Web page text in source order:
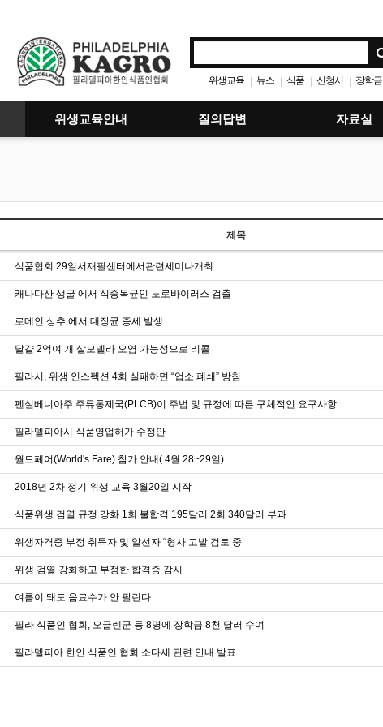
위생교육 | 뉴스 | 식품 | 신청서 | 장학금
위생교육안내 질의답변 자료실
제목
식품협회 29일서재필센터에서관련세미나개최
캐나다산 생굴 에서 식중독균인 노로바이러스 검출
로메인 상추 에서 대장균 증세 발생
달걀 2억여 개 살모넬라 오염 가능성으로 리콜
필라시, 위생 인스펙션 4회 실패하면 “업소 폐쇄” 방침
펜실베니아주 주류통제국(PLCB)이 주법 및 규정에 따른 구체적인 요구사항
필라델피아시 식품영업허가 수정안
월드페어(World's Fare) 참가 안내( 4월 28~29일)
2018년 2차 정기 위생 교육 3월20일 시작
식품위생 검열 규정 강화 1회 불합격 195달러 2회 340달러 부과
위생자격증 부정 취득자 및 알선자 “형사 고발 검토 중
위생 검열 강화하고 부정한 합격증 감시
여름이 돼도 음료수가 안 팔린다
필라 식품인 협회, 오글렌군 등 8명에 장학금 8천 달러 수여
필라델피아 한인 식품인 협회 소다세 관련 안내 발표